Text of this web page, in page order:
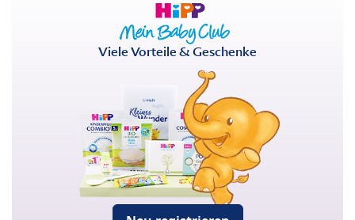
Viele Vorteile & Geschenke